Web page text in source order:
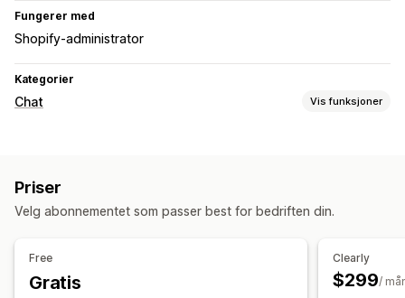
Fungerer med
Shopify-administrator
Kategorier
Chat Vis funksjoner
Agentanalyse
Priser
Velg abonnementet som passer best for bedriften din.
Free
Gratis
Clearly
$299/